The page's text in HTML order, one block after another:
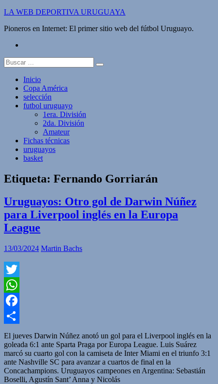
Saltar
contenido
LA WEB DEPORTIVA URUGUAYA
Pioneros en Internet: El primer sitio web del fútbol Uruguayo.
Buscar:
Inicio
Copa América
selección
futbol uruguayo
1era. División
2da. División
Amateur
Fichas técnicas
uruguayos
basket
Etiqueta: Fernando Gorriarán
Uruguayos: Otro gol de Darwin Núñez
para Liverpool inglés en la Europa
League
13/03/2024 Martin Bachs
Twitter
WhatsApp
Facebook
Compartir
El jueves Darwin Núñez anotó un gol para el Liverpool inglés en la
goleada 6:1 ante Sparta Praga por Europa League. Luis Suárez
marcó su cuarto gol con la camiseta de Inter Miami en el triunfo 3:1
ante Nashville SC para avanzar a cuartos de final en la
Concachampions. Uruguayos campeones en Argentina: Sebastián
Boselli, Agustín Sant’ Anna y Nicolás